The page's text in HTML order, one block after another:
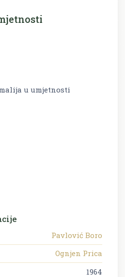
u umjetnosti
Pavlović Boro
Ognjen Prica
1964